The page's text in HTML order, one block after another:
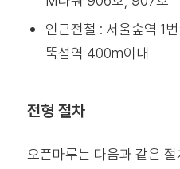
인근전철 : 서울숲역 1
뚝섬역 400m이내
전형 절차
오픈마루는 다음과 같은